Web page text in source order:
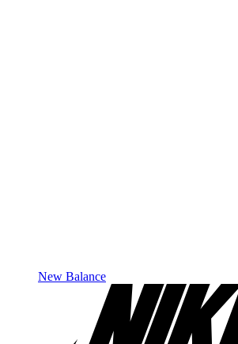
New Balance